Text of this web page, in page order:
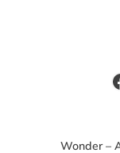
Wonder –